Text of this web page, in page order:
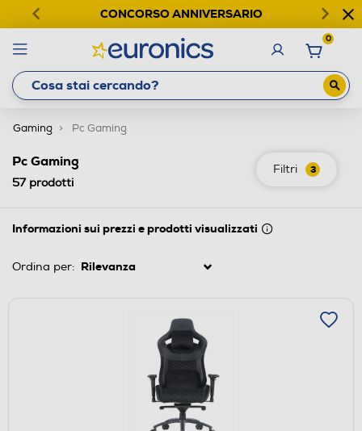
CONCORSO ANNIVERSARIO
0
Gaming Pc Gaming
Filtri 3
Pc Gaming
57prodotti
Informazioni sui prezzi e prodotti visualizzati
Ordina per: